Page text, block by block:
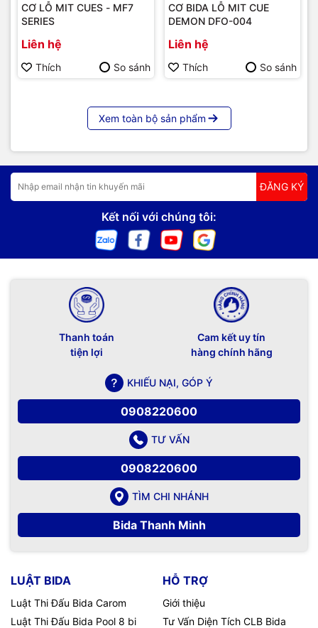
CƠ LỖ MIT CUES - MF7
SERIES
Liên hệ
Thích So sánh
CƠ BIDA LỖ MIT CUE
DEMON DFO-004
Liên hệ
Thích So sánh
Xem toàn bộ sản phẩm
ĐĂNG KÝ
Kết nối với chúng tôi:
Thanh toán
tiện lợi
Cam kết uy tín
hàng chính hãng
KHIẾU NẠI, GÓP Ý
0908220600
TƯ VẤN
0908220600
TÌM CHI NHÁNH
Bida Thanh Minh
LUẬT BIDA
Luật Thi Đấu Bida Carom
Luật Thi Đấu Bida Pool 8 bi
HỖ TRỢ
Giới thiệu
Tư Vấn Diện Tích CLB Bida